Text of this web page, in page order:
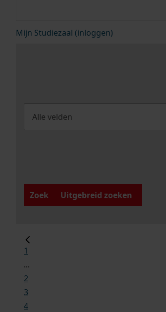
Mijn Studiezaal (inloggen)
Zoek
Uitgebreid zoeken
1
...
2
3
4